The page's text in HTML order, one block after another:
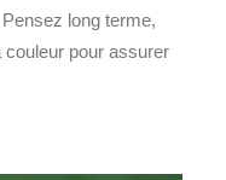
long terme,
couleur pour assurer